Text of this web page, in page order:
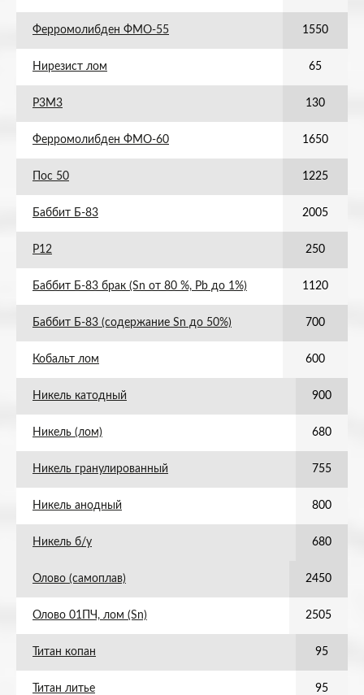
Ферромолибден ФМО-55 1550
Нирезист лом 65
Р3М3 130
Ферромолибден ФМО-60 1650
Пос 50 1225
Баббит Б-83 2005
Р12 250
Баббит Б-83 брак (Sn от 80 %, Pb до 1%) 1120
Баббит Б-83 (содержание Sn до 50%) 700
Кобальт лом 600
Никель катодный 900
Никель (лом) 680
Никель гранулированный 755
Никель анодный 800
Никель б/у 680
Олово (самоплав) 2450
Олово 01ПЧ, лом (Sn) 2505
Титан копан 95
Титан литье 95